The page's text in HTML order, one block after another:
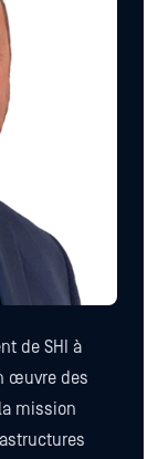
de SHI à
œuvre des
mission